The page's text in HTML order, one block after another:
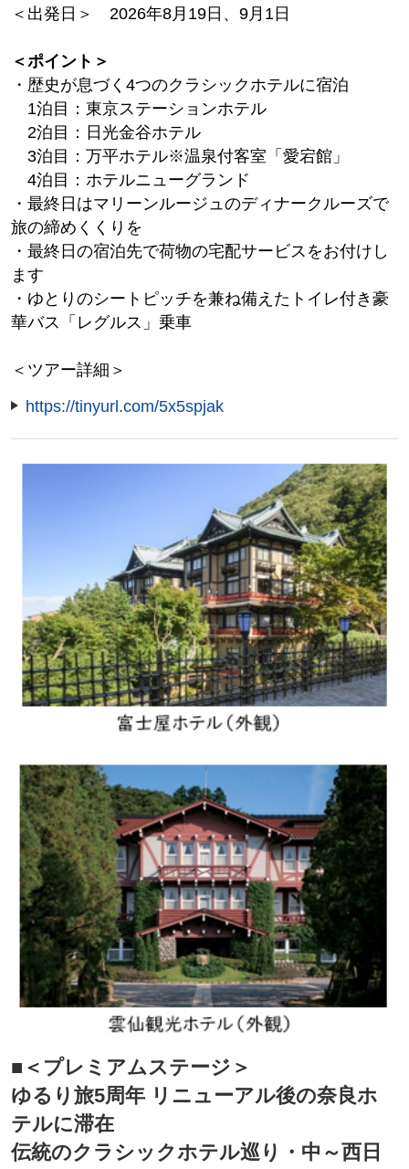
＜出発日＞ 2026年8月19日、9月1日
＜ポイント＞
・歴史が息づく4つのクラシックホテルに宿泊
1泊目：東京ステーションホテル
2泊目：日光金谷ホテル
3泊目：万平ホテル※温泉付客室「愛宕館」
4泊目：ホテルニューグランド
・最終日はマリーンルージュのディナークルーズで
旅の締めくくりを
・最終日の宿泊先で荷物の宅配サービスをお付けし
ます
・ゆとりのシートピッチを兼ね備えたトイレ付き豪
華バス「レグルス」乗車
＜ツアー詳細＞
https://tinyurl.com/5x5spjak
■＜プレミアムステージ＞
ゆるり旅5周年 リニューアル後の奈良ホ
テルに滞在
伝統のクラシックホテル巡り・中～西日